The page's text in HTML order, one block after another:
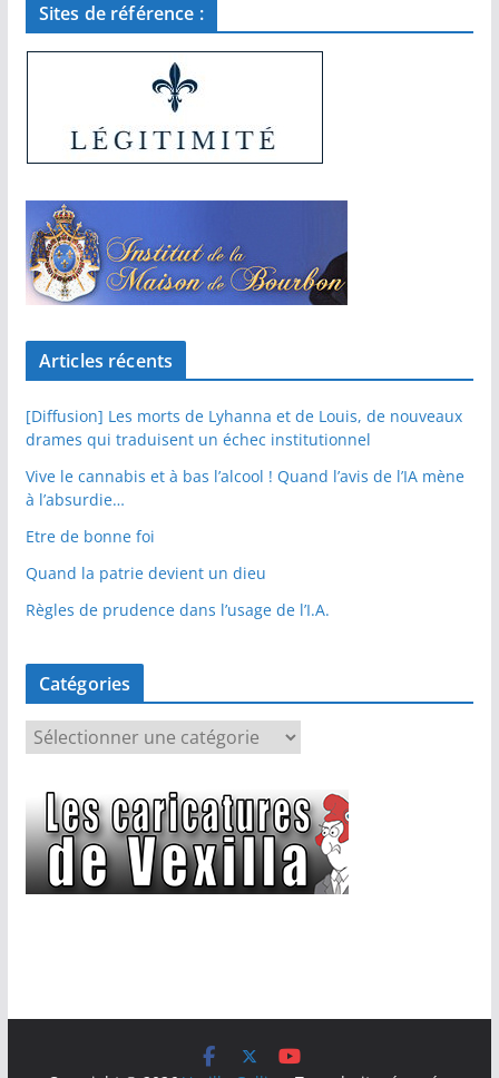
Sites de référence :
Articles récents
[Diffusion] Les morts de Lyhanna et de Louis, de nouveaux
drames qui traduisent un échec institutionnel
Vive le cannabis et à bas l’alcool ! Quand l’avis de l’IA mène
à l’absurdie…
Etre de bonne foi
Quand la patrie devient un dieu
Règles de prudence dans l’usage de l’I.A.
Catégories
é
g
o
r